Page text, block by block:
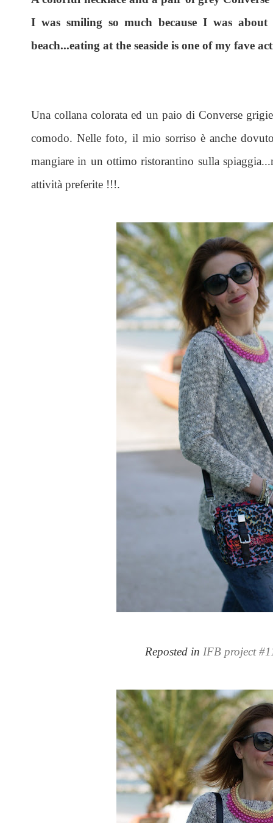
I was smiling so much because I was
beach...eating at the seaside is one of my fave
Una collana colorata ed un paio di Converse
comodo. Nelle foto, il mio sorriso è anche
mangiare in un ottimo ristorantino sulla
attività preferite !!!.
Reposted in IFB project